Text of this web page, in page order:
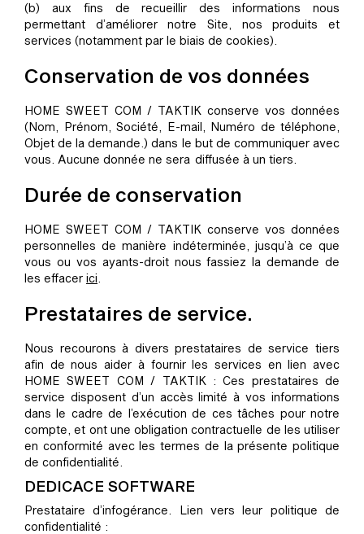
(b) aux fins de recueillir des informations nous
permettant d’améliorer notre Site, nos produits et
services (notamment par le biais de cookies).
Conservation de vos données
HOME SWEET COM / TAKTIK conserve vos données
(Nom, Prénom, Société, E-mail, Numéro de téléphone,
Objet de la demande.) dans le but de communiquer avec
vous. Aucune donnée ne sera diffusée à un tiers.
Durée de conservation
HOME SWEET COM / TAKTIK conserve vos données
personnelles de manière indéterminée, jusqu’à ce que
vous ou vos ayants-droit nous fassiez la demande de
les effacer ici
Prestataires de service.
Nous recourons à divers prestataires de service tiers
afin de nous aider à fournir les services en lien avec
HOME SWEET COM / TAKTIK : Ces prestataires de
service disposent d’un accès limité à vos informations
dans le cadre de l’exécution de ces tâches pour notre
compte, et ont une obligation contractuelle de les utiliser
en conformité avec les termes de la présente politique
de confidentialité.
DEDICACE SOFTWARE
Prestataire d’infogérance. Lien vers leur politique de
confidentialité :